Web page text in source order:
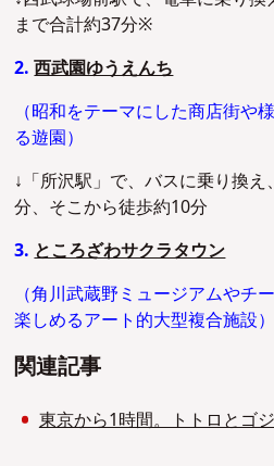
まで合計約37分※
2.西武園ゆうえんち
（昭和をテーマにした商店街や
る遊園）
↓「所沢駅」で、バスに乗り換
分、そこから徒歩約10分
3. ところざわサクラタウン
（角川武蔵野ミュージアムやチ
楽しめるアート的大型複合施設）
関連記事
東京から1時間。トトロとゴ